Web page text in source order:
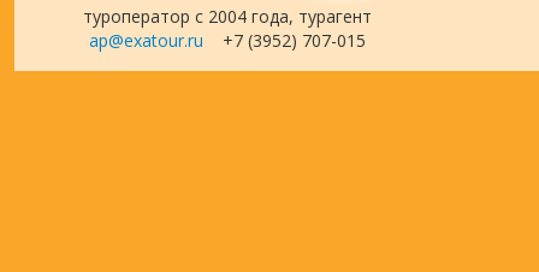
туроператор с 2004 года, турагент
ap@exatour.ru +7 (3952) 707-015